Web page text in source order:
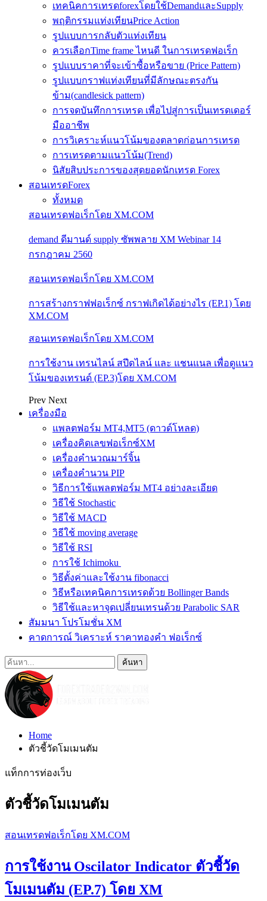
เทคนิคการเทรดforexโดยใช้DemandและSupply
พฤติกรรมแท่งเทียนPrice Action
รูปแบบการกลับตัวแท่งเทียน
ควรเลือกTime frame ไหนดี ในการเทรดฟอเร็ก
รูปแบบราคาที่จะเข้าซื้อหรือขาย (Price Pattern)
รูปแบบกราฟแท่งเทียนที่มีลักษณะตรงกัน
ข้าม(candlesick pattern)
การจดบันทึกการเทรด เพื่อไปสู่การเป็นเทรดเดอร์
มืออาชีพ
การวิเคราะห์แนวโน้มของตลาดก่อนการเทรด
การเทรดตามแนวโน้ม(Trend)
นิสัยสิบประการของสุดยอดนักเทรด Forex
สอนเทรดForex
ทั้งหมด
สอนเทรดฟอเร็กโดย XM.COM
demand ดีมานด์ supply ซัพพลาย XM Webinar 14
กรกฎาคม 2560
สอนเทรดฟอเร็กโดย XM.COM
การสร้างกราฟฟอเร็กซ์ กราฟเกิดได้อย่างไร (EP.1) โดย
XM.COM
สอนเทรดฟอเร็กโดย XM.COM
การใช้งาน เทรนไลน์ สปีดไลน์ และ แชนแนล เพื่อดูแนว
โน้มของเทรนด์ (EP.3)โดย XM.COM
Prev Next
เครื่องมือ
แพลตฟอร์ม MT4,MT5 (ดาวด์โหลด)
เครื่องคิดเลขฟอเร็กซ์XM
เครื่องคำนวณมาร์จิ้น
เครื่องคำนวน PIP
วิธีการใช้แพลตฟอร์ม MT4 อย่างละเอียด
วิธีใช้ Stochastic
วิธีใช้ MACD
วิธีใช้ moving average
วิธีใช้ RSI
การใช้ Ichimoku
วิธีตั้งค่าและใช้งาน fibonacci
วิธีหรือเทคนิคการเทรดด้วย Bollinger Bands
วิธีใช้และหาจุดเปลี่ยนเทรนด้วย Parabolic SAR
สัมมนา โปรโมชั่น XM
คาดการณ์ วิเคราะห์ ราคาทองคำ ฟอเร็กซ์
Home
ตัวชี้วัดโมเมนตัม
แท็กการท่องเว็บ
ตัวชี้วัดโมเมนตัม
สอนเทรดฟอเร็กโดย XM.COM
การใช้งาน Oscilator Indicator ตัวชี้วัด
โมเมนตัม (EP.7) โดย XM